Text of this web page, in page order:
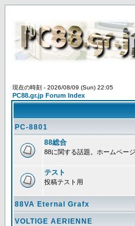
現在の時刻 - 2026/08/09 (Sun) 22:05
PC88.gr.jp Forum Index
PC-8801
88総合
88に関する話題。ホームペー
テスト
投稿テスト用
88VA Eternal Grafx
VOLTIGE AERIENNE